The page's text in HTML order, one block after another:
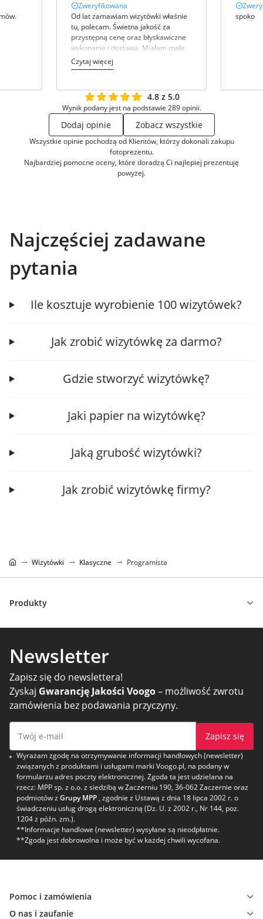
Zweryfikowana
Od lat zamawiam wizytówki właśnie
tu, polecam. Świetna jakość za
przystępną cenę oraz błyskawiczne
wykonanie i dostawa. Miałam małe
trudności z dopasowaniem mojego
projektu w ramkę, ale poza tym
Czytaj więcej
spoko
4.8 z 5.0
Wynik podany jest na podstawie 289 opinii.
Dodaj opinie Zobacz wszystkie
Wszystkie opinie pochodzą od Klientów, którzy dokonali zakupu
fotoprezentu.
Najbardziej pomocne oceny, które doradzą Ci najlepiej prezentuję
powyżej.
Najczęściej zadawane
pytania
Ile kosztuje wyrobienie 100 wizytówek?
Jak zrobić wizytówkę za darmo?
Gdzie stworzyć wizytówkę?
Jaki papier na wizytówkę?
Jaką grubość wizytówki?
Jak zrobić wizytówkę firmy?
Wizytówki Klasyczne Programista
Produkty
Newsletter
Zapisz się do newslettera!
Zyskaj Gwarancję Jakości Voogo– możliwość zwrotu
zamówienia bez podawania przyczyny.
Zapisz się
Wyrażam zgodę na otrzymywanie informacji handlowych (newsletter)
związanych z produktami i usługami marki Voogo.pl, na podany w
formularzu adres poczty elektronicznej. Zgoda ta jest udzielana na
rzecz: MPP sp. z o.o. z siedzibą w Zaczerniu 190, 36-062 Zaczernie oraz
podmiotów z Grupy MPP , zgodnie z Ustawą z dnia 18 lipca 2002 r. o
świadczeniu usług drogą elektroniczną (Dz. U. z 2002 r., Nr 144, poz.
1204 z późn. zm.).
**Informacje handlowe (newsletter) wysyłane są nieodpłatnie.
**Zgoda jest dobrowolna i może być w każdej chwili wycofana.
Pomoc i zamówienia
O nas i zaufanie